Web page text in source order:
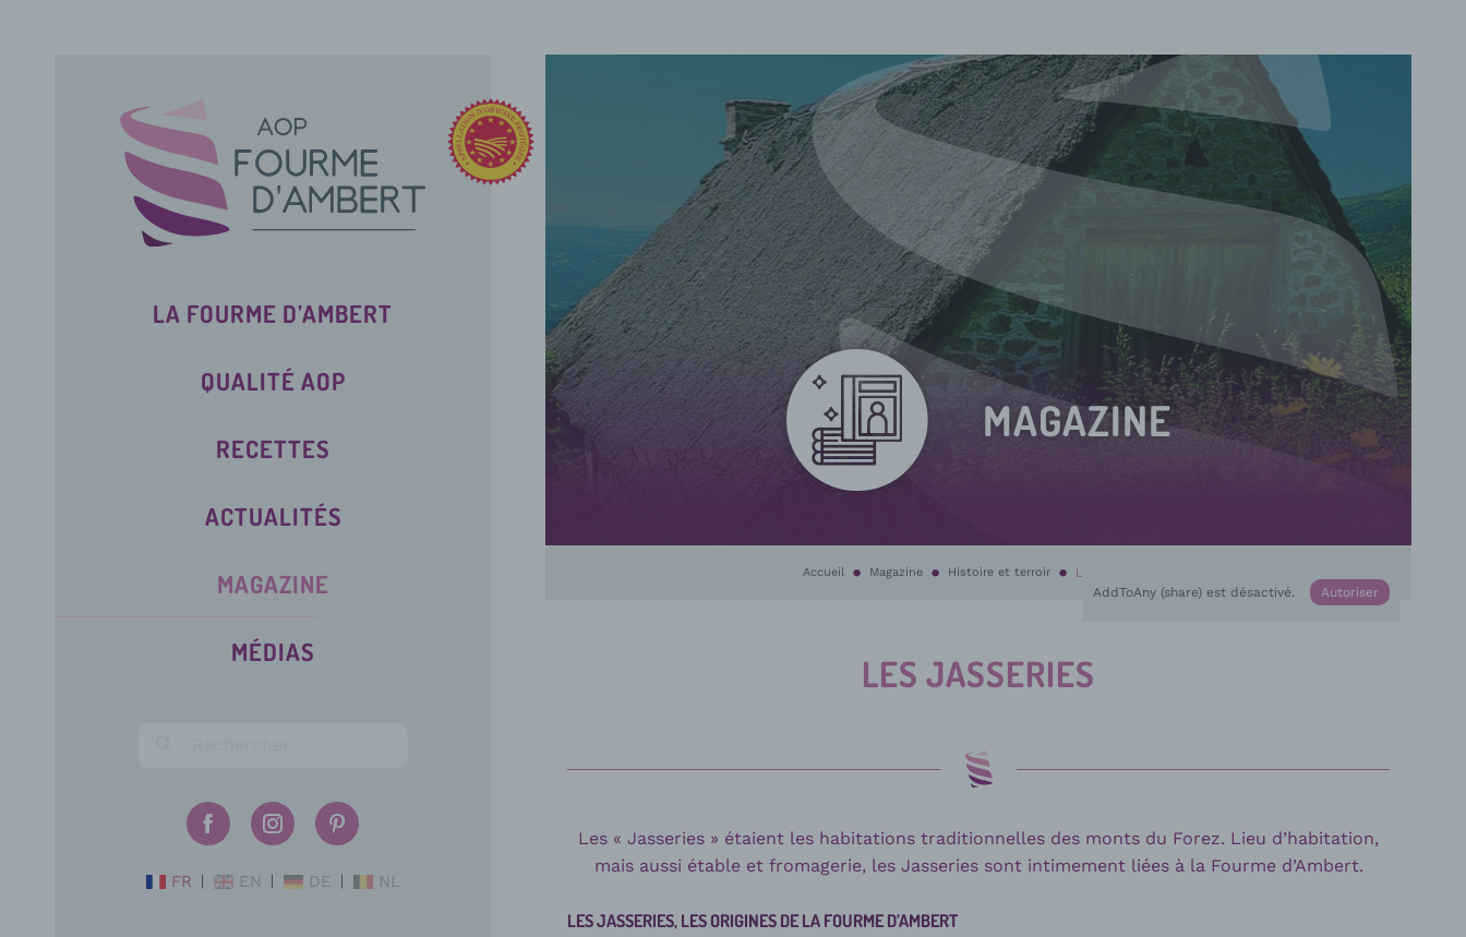
LA FOURME D’AMBERT
QUALITÉ AOP
RECETTES
ACTUALITÉS
MAGAZINE
MÉDIAS
FR EN DE NL
MAGAZINE
Accueil Magazine Histoire et terroir En cours :
Les Jasseries
AddToAny (share) est désactivé. Autoriser
LES JASSERIES
Les « Jasseries » étaient les habitations traditionnelles des monts du Forez. Lieu d’habitation,
mais aussi étable et fromagerie, les Jasseries sont intimement liées à la Fourme d’Ambert.
LES JASSERIES, LES ORIGINES DE LA FOURME D’AMBERT